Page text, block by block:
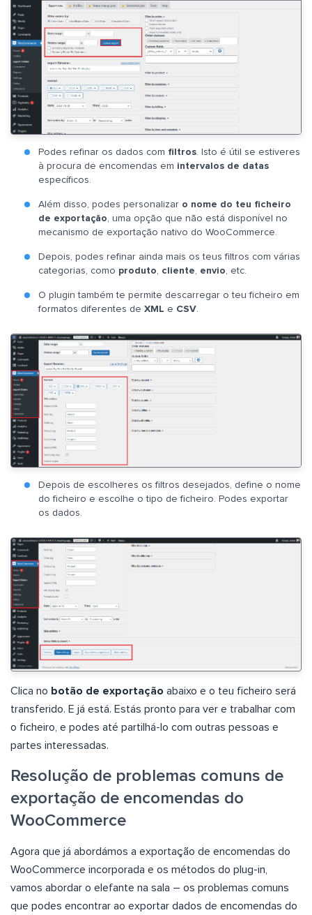
Podes refinar os dados com filtros . Isto é útil se estiveres
à procura de encomendas em intervalos de datas
específicos.
Além disso, podes personalizar o nome do teu ficheiro
de exportação , uma opção que não está disponível no
mecanismo de exportação nativo do WooCommerce.
Depois, podes refinar ainda mais os teus filtros com várias
categorias, como produto cliente envio , etc.
O plugin também te permite descarregar o teu ficheiro em
formatos diferentes de XML e CSV
Depois de escolheres os filtros desejados, define o nome
do ficheiro e escolhe o tipo de ficheiro. Podes exportar
os dados.
Clica no botão de exportação abaixo e o teu ficheiro será
transferido. E já está. Estás pronto para ver e trabalhar com
o ficheiro, e podes até partilhá-lo com outras pessoas e
partes interessadas.
Resolução de problemas comuns de
exportação de encomendas do
WooCommerce
Agora que já abordámos a exportação de encomendas do
WooCommerce incorporada e os métodos do plug-in,
vamos abordar o elefante na sala – os problemas comuns
que podes encontrar ao exportar dados de encomendas do